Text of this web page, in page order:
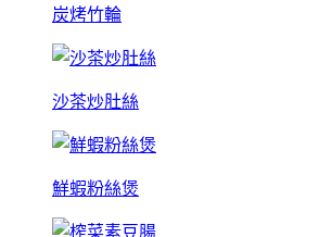
炭烤竹輪
沙茶炒肚絲
鮮蝦粉絲煲